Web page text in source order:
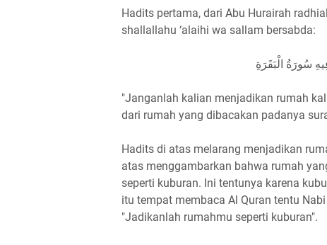
Hadits pertama, dari Abu Hurairah
shallallahu ‘alaihi wa sallam bersabda:
سُورَةُ الْبَقَرَةِ
"Janganlah kalian menjadikan rumah
dari rumah yang dibacakan padanya
Hadits di atas melarang menjadikan
atas menggambarkan bahwa rumah
seperti kuburan. Ini tentunya karena
itu tempat membaca Al Quran tentu
"Jadikanlah rumahmu seperti kuburan".